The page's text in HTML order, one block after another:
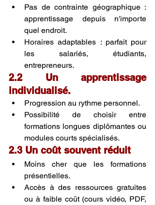
Pas de contrainte géographique :
apprentissage depuis n'importe
quel endroit.
Horaires adaptables : parfait pour
les salariés, étudiants,
entrepreneurs.
2.2 Un apprentissage
individualisé.
Progression au rythme personnel.
Possibilité de choisir entre
formations longues diplômantes ou
modules courts spécialisés.
2.3 Un coût souvent réduit
Moins cher que les formations
présentielles.
Accès à des ressources gratuites
ou à faible coût (cours vidéo, PDF,